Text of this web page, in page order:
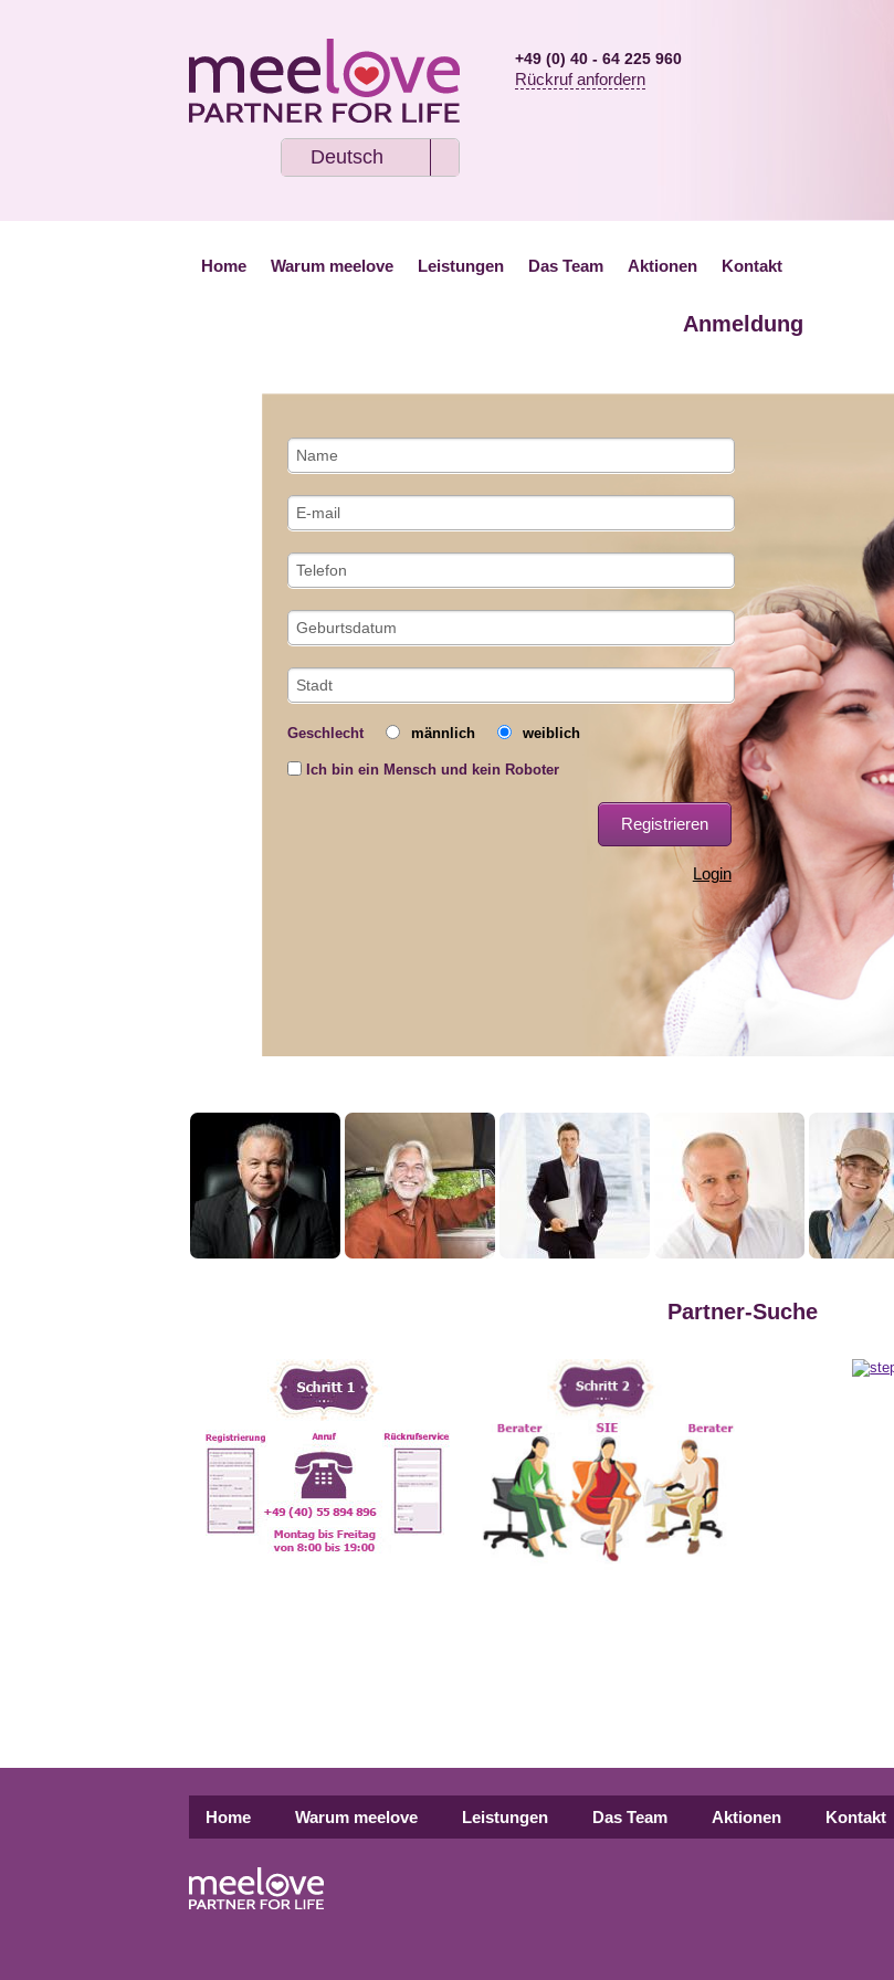
Deutsch
+49 (0) 40 - 64 225 960
Rückruf anfordern
Home Warum meelove Leistungen Das Team Aktionen Kontakt
Anmeldung
Geschlecht männlich weiblich
Ich bin ein Mensch und kein Roboter
Login
Partner-Suche
Home Warum meelove Leistungen Das Team Aktionen Kontakt